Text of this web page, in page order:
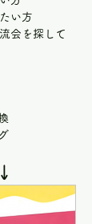
い方
会を探して